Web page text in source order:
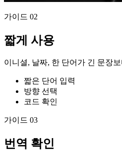
가이드 02
짧게 사용
이니셜, 날짜, 한 단어가 긴 문장
짧은 단어 입력
방향 선택
코드 확인
가이드 03
번역 확인